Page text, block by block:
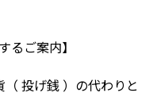
るご案内】
投げ銭 ）の代わりと